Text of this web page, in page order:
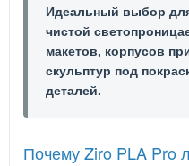
Идеальный выбор
чистой
макетов, корпусов
скульптур под
деталей.
Почему Ziro PLA Pro